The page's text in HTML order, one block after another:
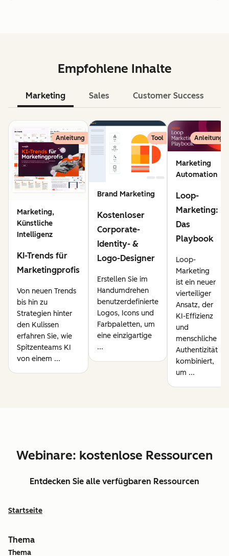
Empfohlene Inhalte
Marketing Sales Customer Success
Anleitung
Marketing,
Künstliche
Intelligenz
KI-Trends für
Marketingprofis
Von neuen Trends
bis hin zu
Strategien hinter
den Kulissen
erfahren Sie, wie
Spitzenteams KI
von einem ...
Tool
Brand Marketing
Kostenloser
Corporate-
Identity- &
Logo-Designer
Erstellen Sie im
Handumdrehen
benutzerdefinierte
Logos, Icons und
Farbpaletten, um
eine einzigartige
...
Anleitung
Marketing
Automation
Loop-
Marketing:
Das
Playbook
Loop-
Marketing
ist ein neuer
vierteiliger
Ansatz, der
KI-Effizienz
und
menschliche
Authentizität
kombiniert,
um ...
Webinare: kostenlose Ressourcen
Entdecken Sie alle verfügbaren Ressourcen
Startseite
Thema
Thema